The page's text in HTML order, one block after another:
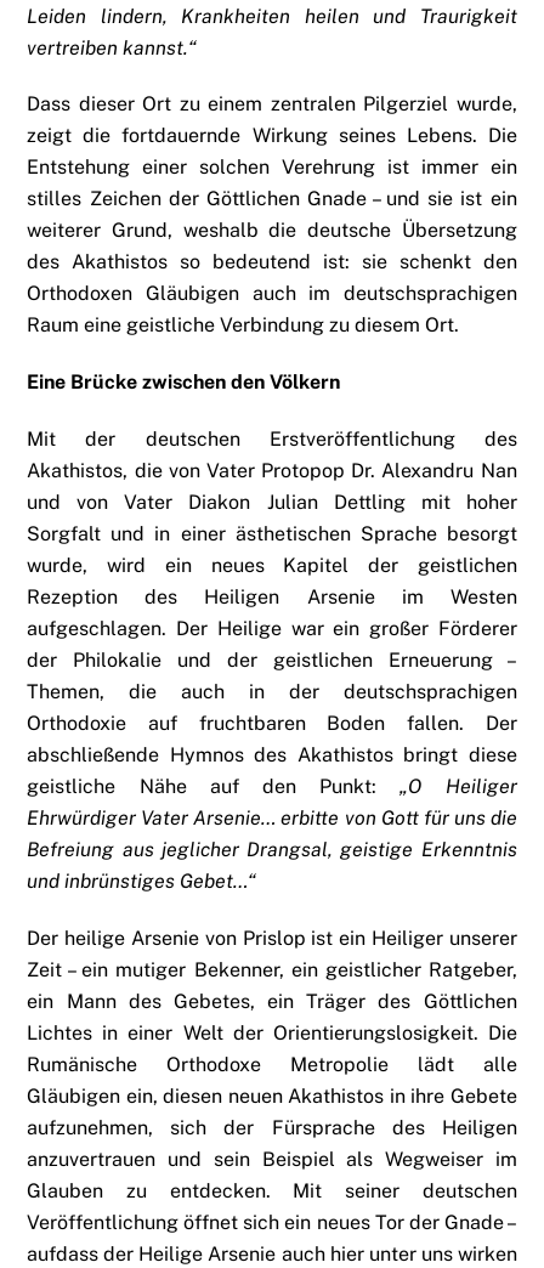
Leiden lindern, Krankheiten heilen und Traurigkeit
vertreiben kannst.“
Dass dieser Ort zu einem zentralen Pilgerziel wurde,
zeigt die fortdauernde Wirkung seines Lebens. Die
Entstehung einer solchen Verehrung ist immer ein
stilles Zeichen der Göttlichen Gnade – und sie ist ein
weiterer Grund, weshalb die deutsche Übersetzung
des Akathistos so bedeutend ist: sie schenkt den
Orthodoxen Gläubigen auch im deutschsprachigen
Raum eine geistliche Verbindung zu diesem Ort.
Eine Brücke zwischen den Völkern
Mit der deutschen Erstveröffentlichung des
Akathistos, die von Vater Protopop Dr. Alexandru Nan
und von Vater Diakon Julian Dettling mit hoher
Sorgfalt und in einer ästhetischen Sprache besorgt
wurde, wird ein neues Kapitel der geistlichen
Rezeption des Heiligen Arsenie im Westen
aufgeschlagen. Der Heilige war ein großer Förderer
der Philokalie und der geistlichen Erneuerung –
Themen, die auch in der deutschsprachigen
Orthodoxie auf fruchtbaren Boden fallen. Der
abschließende Hymnos des Akathistos bringt diese
geistliche Nähe auf den Punkt:„O Heiliger
Ehrwürdiger Vater Arsenie… erbitte von Gott für uns die
Befreiung aus jeglicher Drangsal, geistige Erkenntnis
und inbrünstiges Gebet…“
Der heilige Arsenie von Prislop ist ein Heiliger unserer
Zeit – ein mutiger Bekenner, ein geistlicher Ratgeber,
ein Mann des Gebetes, ein Träger des Göttlichen
Lichtes in einer Welt der Orientierungslosigkeit. Die
Rumänische Orthodoxe Metropolie lädt alle
Gläubigen ein, diesen neuen Akathistos in ihre Gebete
aufzunehmen, sich der Fürsprache des Heiligen
anzuvertrauen und sein Beispiel als Wegweiser im
Glauben zu entdecken. Mit seiner deutschen
Veröffentlichung öffnet sich ein neues Tor der Gnade –
aufdass der Heilige Arsenie auch hier unter uns wirken